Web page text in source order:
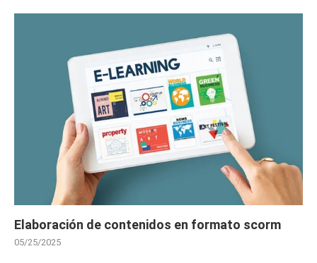
Elaboración de contenidos en formato scorm
05/25/2025